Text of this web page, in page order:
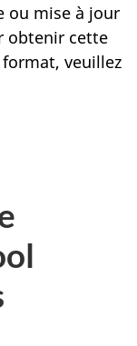
ou mise à jour
obtenir cette
veuillez